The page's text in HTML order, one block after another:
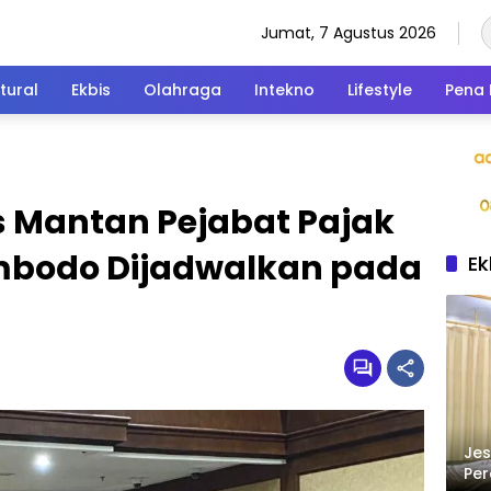
Jumat, 7 Agustus 2026
Ekbis Olahraga Intekno Lifestyle Pena
Mantan Pejabat Pajak
Dijadwalkan pada